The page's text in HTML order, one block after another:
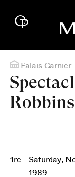
Palais Garnier
Robbins
1re
Saturday,
1989